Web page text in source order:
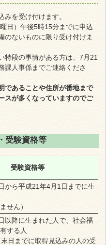
みを受け付けます。
日）午後5時15分までに申込
のないものに限り受け付けま
段の事情がある方は、7月21
課人事係までご連絡くださ
であることや住所が番地まで
スが多くなっていますのでご
受験資格等
受験資格等
から平成21年4月1日までに生
せん）
以降に生まれた人で、社会福
する人
日までに取得見込みの人の受